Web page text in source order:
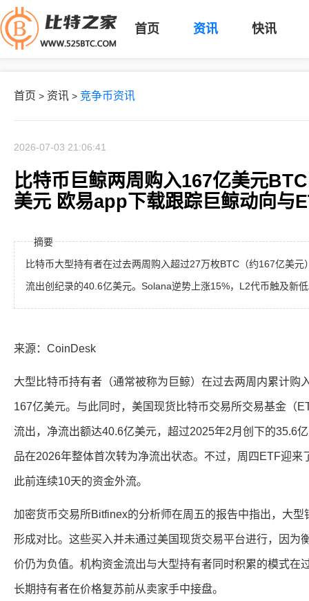
首页 资讯 快讯
首页 > 资讯 > 竞争币资讯
2026-07-03 21:06:41
比特币巨鲸两周购入167亿美元
美元 欧易app下载跟踪巨鲸动向与
摘要
比特币大型持有者在过去两周购入超过27万枚BTC（约167亿美
流出创纪录的40.6亿美元。Solana逆势上涨15%，L2代币触及新
来源：CoinDesk
大型比特币持有者（通常被称为巨鲸）在过去两周内累计购
167亿美元。与此同时，美国现货比特币交易所交易基金（
流出，净流出额达40.6亿美元，超过2025年2月创下的35.6
品在2026年整体首次转为净流出状态。不过，周四ETF迎来
此前连续10天的资金外流。
加密货币交易所Bitfinex的分析师在周五的报告中指出，大
形成对比。这些买入并未通过美国现货交易平台进行，因为
价仍为负值。机构资金流出与大型持有者同时积累的模式在
长期持有者在价格复苏前从卖家手中接盘。